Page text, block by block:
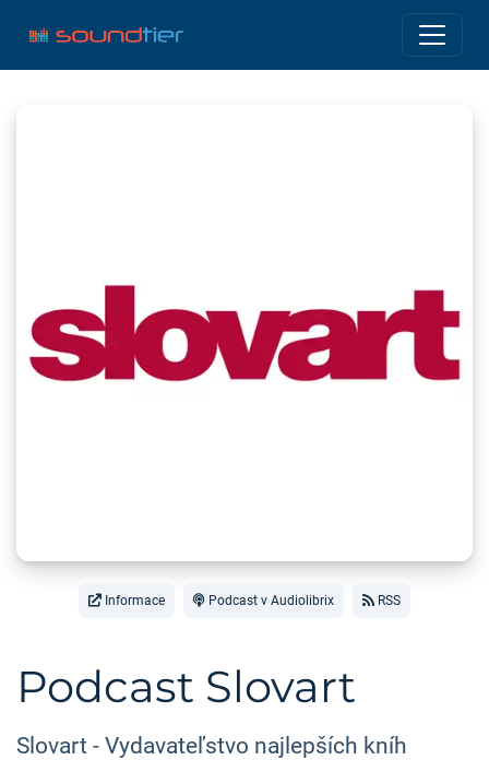
Informace Podcast v Audiolibrix RSS
Podcast Slovart
Slovart - Vydavateľstvo najlepších kníh